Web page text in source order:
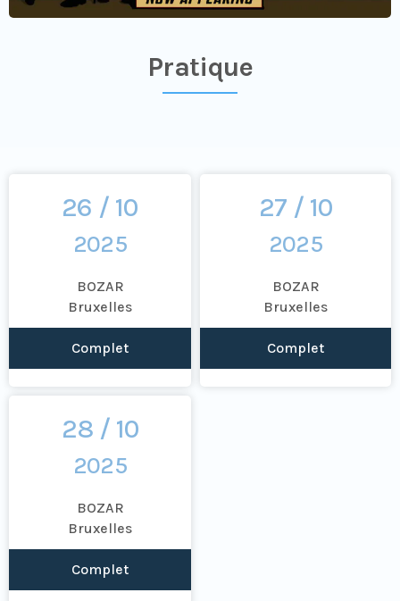
Pratique
26 / 10
2025
BOZAR
Bruxelles
Complet
27 / 10
2025
BOZAR
Bruxelles
Complet
28 / 10
2025
BOZAR
Bruxelles
Complet